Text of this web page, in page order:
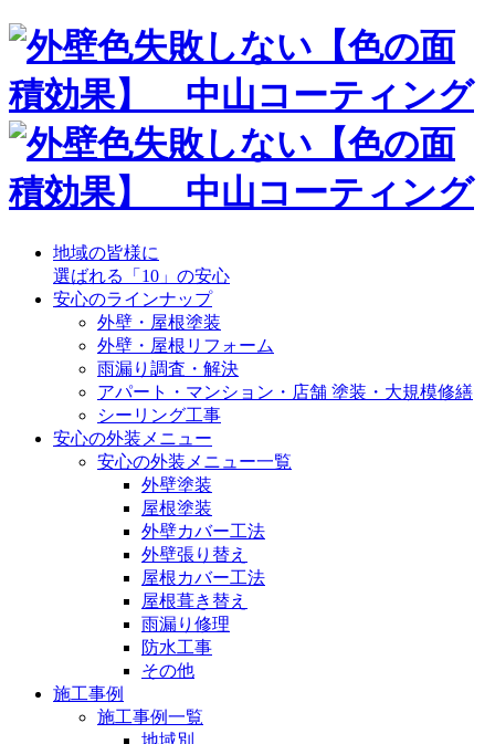
地域の皆様に
選ばれる「10」の安心
安心のラインナップ
外壁・屋根塗装
外壁・屋根リフォーム
雨漏り調査・解決
アパート・マンション・店舗 塗装・大規模修繕
シーリング工事
安心の外装メニュー
安心の外装メニュー一覧
外壁塗装
屋根塗装
外壁カバー工法
外壁張り替え
屋根カバー工法
屋根葺き替え
雨漏り修理
防水工事
その他
施工事例
施工事例一覧
地域別